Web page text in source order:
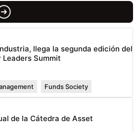
llega la segunda edición del
Leaders Summit
Funds Society
de la Cátedra de Asset